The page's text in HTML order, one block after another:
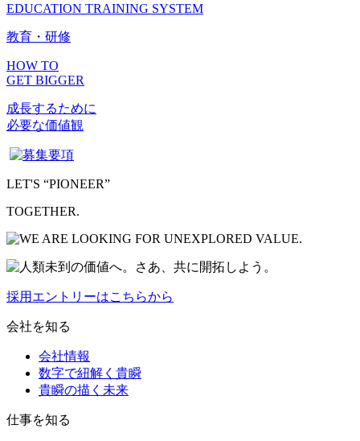
EDUCATION TRAINING SYSTEM
教育・研修
HOW TO
GET BIGGER
成長するために
必要な価値観
LET'S “PIONEER”
TOGETHER.
採用エントリーはこちらから
会社を知る
会社情報
数字で紐解く貴瞬
貴瞬の描く未来
仕事を知る